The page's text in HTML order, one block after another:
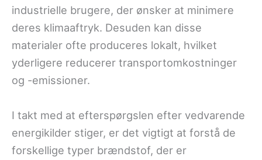
industrielle brugere, der ønsker at minimere
deres klimaaftryk. Desuden kan disse
materialer ofte produceres lokalt, hvilket
yderligere reducerer transportomkostninger
og -emissioner.
I takt med at efterspørgslen efter vedvarende
energikilder stiger, er det vigtigt at forstå de
forskellige typer brændstof, der er